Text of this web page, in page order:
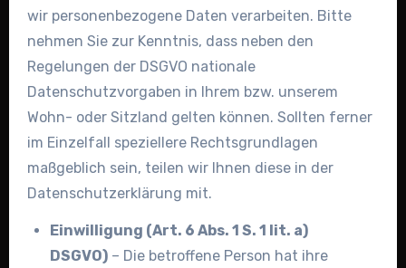
wir personenbezogene Daten verarbeiten. Bitte
nehmen Sie zur Kenntnis, dass neben den
Regelungen der DSGVO nationale
Datenschutzvorgaben in Ihrem bzw. unserem
Wohn- oder Sitzland gelten können. Sollten ferner
im Einzelfall speziellere Rechtsgrundlagen
maßgeblich sein, teilen wir Ihnen diese in der
Datenschutzerklärung mit.
Einwilligung (Art. 6 Abs. 1 S. 1 lit. a)
DSGVO) – Die betroffene Person hat ihre